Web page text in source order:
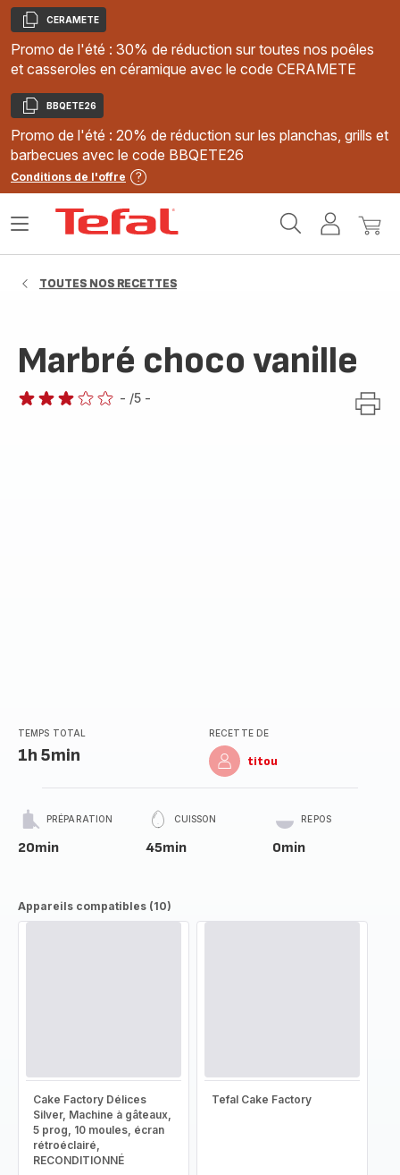
Copier
CERAMETE
Promo de l'été : 30% de réduction sur toutes nos poêles
et casseroles en céramique avec le code CERAMETE
Copier
BBQETE26
Promo de l'été : 20% de réduction sur les planchas, grills et
barbecues avec le code BBQETE26
Conditions de l'offre
MonMon
Ouvrir
TOUTES NOS RECETTES
Marbré choco vanille
- /5 -
TEMPS TOTAL
1h 5min
RECETTE DE
titou
PRÉPARATION
20min
CUISSON
45min
REPOS
0min
Appareils compatibles (10)
Cake Factory Délices
Silver, Machine à gâteaux,
5 prog, 10 moules, écran
rétroéclairé,
RECONDITIONNÉ
Tefal Cake Factory